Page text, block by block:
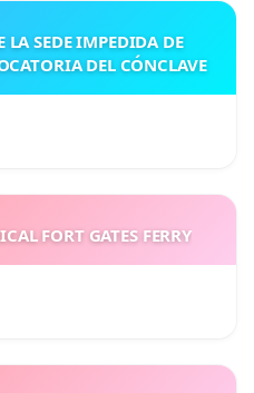
SEDE IMPEDIDA DE
DEL CÓNCLAVE
FORT GATES FERRY